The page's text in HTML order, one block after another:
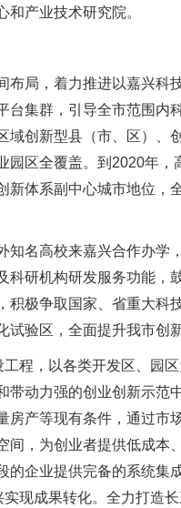
产业技术研究院。
局，着力推进以嘉兴科
集群，引导全市范围内
创新型县（市、区）、
区全覆盖。到2020年，
新体系副中心城市地位，
名高校来嘉兴合作办学
研机构研发服务功能，
极争取国家、省重大科
验区，全面提升我市创
程，以各类开发区、园
动力强的创业创新示范
产等现有条件，通过市
，为创业者提供低成本
企业提供完备的系统集
现成果转化。全力打造